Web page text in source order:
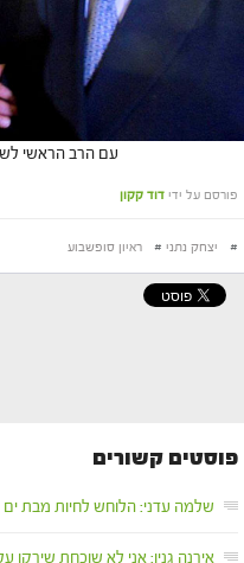
עם הרב הראשי
פורסם על ידי דוד קקון
# יצחק נתני # ראיון סופשבוע
פוסטים קשורים
שלמה עדני: הלוחש לחיות מבת ים
אירנה גנין: אני לא שוכחת שירקו